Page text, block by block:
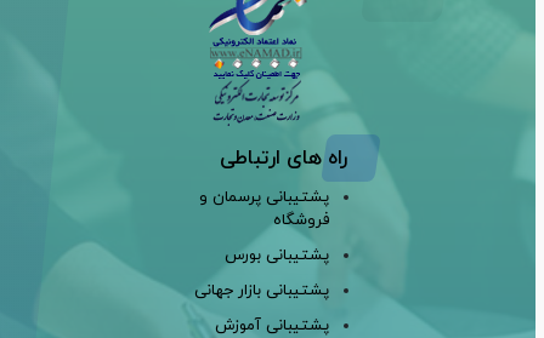
راه های ارتباطی
پشتیبانی پرسمان و
فروشگاه
پشتیبانی بورس
پشتیبانی بازار جهانی
پشتیبانی آموزش